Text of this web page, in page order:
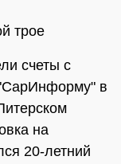
трое
счеты с
в
на
20-летний